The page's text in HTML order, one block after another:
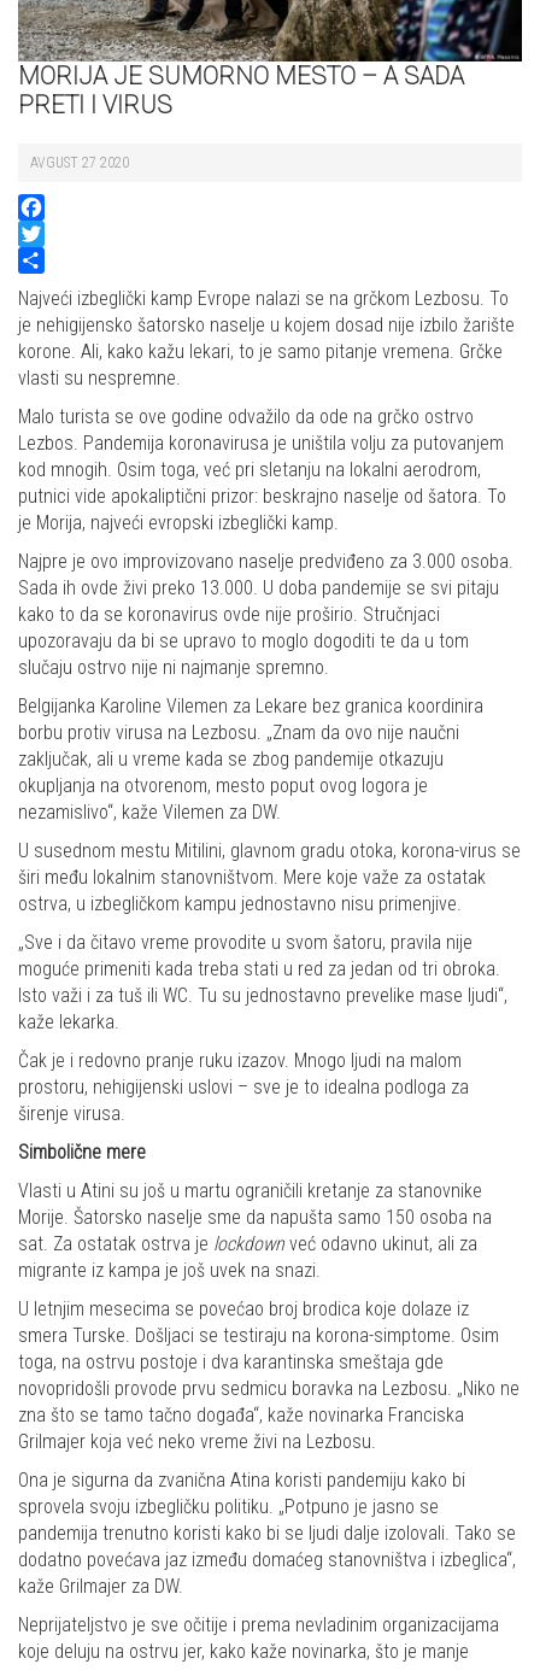
MORIJA JE SUMORNO MESTO – A SADA
PRETI I VIRUS
AVGUST 27 2020
Facebook
Twitter
Share
Najveći izbeglički kamp Evrope nalazi se na grčkom Lezbosu. To
je nehigijensko šatorsko naselje u kojem dosad nije izbilo žarište
korone. Ali, kako kažu lekari, to je samo pitanje vremena. Grčke
vlasti su nespremne.
Malo turista se ove godine odvažilo da ode na grčko ostrvo
Lezbos. Pandemija koronavirusa je uništila volju za putovanjem
kod mnogih. Osim toga, već pri sletanju na lokalni aerodrom,
putnici vide apokaliptični prizor: beskrajno naselje od šatora. To
je Morija, najveći evropski izbeglički kamp.
Najpre je ovo improvizovano naselje predviđeno za 3.000 osoba.
Sada ih ovde živi preko 13.000. U doba pandemije se svi pitaju
kako to da se koronavirus ovde nije proširio. Stručnjaci
upozoravaju da bi se upravo to moglo dogoditi te da u tom
slučaju ostrvo nije ni najmanje spremno.
Belgijanka Karoline Vilemen za Lekare bez granica koordinira
borbu protiv virusa na Lezbosu. „Znam da ovo nije naučni
zaključak, ali u vreme kada se zbog pandemije otkazuju
okupljanja na otvorenom, mesto poput ovog logora je
nezamislivo“, kaže Vilemen za DW.
U susednom mestu Mitilini, glavnom gradu otoka, korona-virus se
širi među lokalnim stanovništvom. Mere koje važe za ostatak
ostrva, u izbegličkom kampu jednostavno nisu primenjive.
„Sve i da čitavo vreme provodite u svom šatoru, pravila nije
moguće primeniti kada treba stati u red za jedan od tri obroka.
Isto važi i za tuš ili WC. Tu su jednostavno prevelike mase ljudi“,
kaže lekarka.
Čak je i redovno pranje ruku izazov. Mnogo ljudi na malom
prostoru, nehigijenski uslovi – sve je to idealna podloga za
širenje virusa.
Simbolične mere
Vlasti u Atini su još u martu ograničili kretanje za stanovnike
Morije. Šatorsko naselje sme da napušta samo 150 osoba na
sat. Za ostatak ostrva je lockdown već odavno ukinut, ali za
migrante iz kampa je još uvek na snazi.
U letnjim mesecima se povećao broj brodica koje dolaze iz
smera Turske. Došljaci se testiraju na korona-simptome. Osim
toga, na ostrvu postoje i dva karantinska smeštaja gde
novopridošli provode prvu sedmicu boravka na Lezbosu. „Niko ne
zna što se tamo tačno događa“, kaže novinarka Franciska
Grilmajer koja već neko vreme živi na Lezbosu.
Ona je sigurna da zvanična Atina koristi pandemiju kako bi
sprovela svoju izbegličku politiku. „Potpuno je jasno se
pandemija trenutno koristi kako bi se ljudi dalje izolovali. Tako se
dodatno povećava jaz između domaćeg stanovništva i izbeglica“,
kaže Grilmajer za DW.
Neprijateljstvo je sve očitije i prema nevladinim organizacijama
koje deluju na ostrvu jer, kako kaže novinarka, što je manje